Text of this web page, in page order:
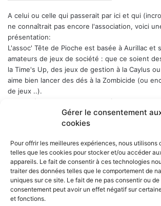
Gérer le consentement
cookies
Pour offrir les meilleures expériences, nous utilisons
telles que les cookies pour stocker et/ou accéder
appareils. Le fait de consentir à ces technologies
traiter des données telles que le comportement de
uniques sur ce site. Le fait de ne pas consentir ou de
consentement peut avoir un effet négatif sur
et fonctions.
A celui ou celle qui passerait par ici et qui
ne connaîtrait pas encore l'association, voici
présentation:
L'assoc' Tête de Pioche est basée à Aurillac et
amateurs de jeux de société : que ce soient
la Time's Up, des jeux de gestion à la Caylus
aime bien lancer des dés à la Zombicide (ou
de jeux ..).
Les soirées-jeux sont ouvertes à tous (enfin
aux adultes). Elles ont lieu chaque Week-end
samedi du mois, puis vendredi, puis samedi
minuit...
La cotisation annuelle est de 10 € (mais le
envers les curieux qui viennent une fois
cela vous dit, n'hésitez pas !